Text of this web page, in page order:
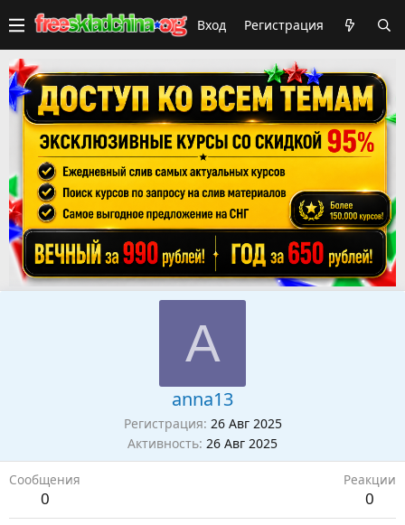
Вход Регистрация
A
anna13
Регистрация 26 Авг 2025
Активность 26 Авг 2025
Сообщения
0
Реакции
0